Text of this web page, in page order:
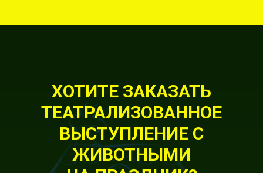
ХОТИТЕ ЗАКАЗАТЬ
ТЕАТРАЛИЗОВАННОЕ
ВЫСТУПЛЕНИЕ С
ЖИВОТНЫМИ